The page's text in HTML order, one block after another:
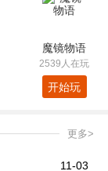
魔镜物语
2539人在玩
开始玩
更多>
11-03